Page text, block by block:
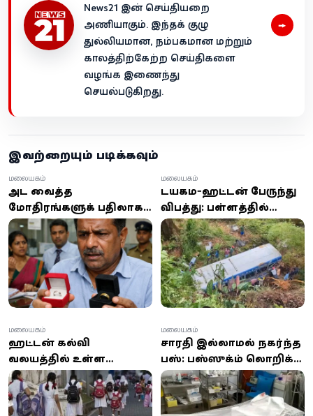
News21 இன் செய்தியறை
அணியாகும். இந்தக் குழு
துல்லியமான, நம்பகமான மற்றும்
காலத்திற்கேற்ற செய்திகளை
வழங்க இணைந்து
செயல்படுகிறது.
→
இவற்றையும் படிக்கவும்
அடகு வைத்த
மோதிரங்களுக்கு பதிலாக
வேறு மோதிரங்கள் –
அரச வங்கியில் நகை
மாறிய சம்பவம் பரபரப்பு
மலையகம்
டயகம-ஹட்டன் பேருந்து
விபத்து: பள்ளத்தில்
கவிழ்ந்ததில் 20க்கும்
மேற்பட்டோர் காயம் –
ஒருவர் உயிரிழப்பு
மலையகம்
ஹட்டன் கல்வி
வலயத்தில் உள்ள
அனைத்து
பாடசாலைகளுக்கும்
நாளையும் விடுமுறை
மலையகம்
சாரதி இல்லாமல் நகர்ந்த
பஸ்: பஸ்ஸுக்கும் லொறிக்கும்
இடையில் சிக்கி
இளைஞன் பலி!
மலையகம்